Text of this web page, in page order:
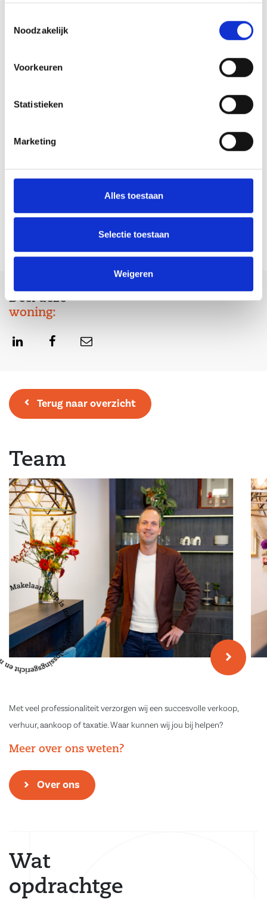
Noodzakelijk
Voorkeuren
Statistieken
Marketing
Alles toestaan
Selectie toestaan
Weigeren
Terug naar overzicht
Deel deze
woning:
Team
Met veel professionaliteit verzorgen wij een succesvolle verkoop,
verhuur, aankoop of taxatie. Waar kunnen wij jou bij helpen?
Meer over ons weten?
Over ons
Wat
opdrachtge